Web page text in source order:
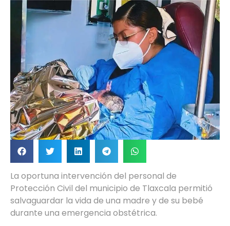
La oportuna intervención del personal de
Protección Civil del municipio de Tlaxcala permitió
salvaguardar la vida de una madre y de su bebé
durante una emergencia obstétrica.